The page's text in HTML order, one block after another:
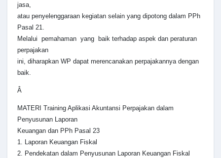
jasa,
atau penyelenggaraan kegiatan selain yang dipotong dalam PPh
Pasal 21.
Melalui pemahaman yang baik terhadap aspek dan peraturan
perpajakan
ini, diharapkan WP dapat merencanakan perpajakannya dengan
baik.
Â
MATERI Training Aplikasi Akuntansi Perpajakan dalam
Penyusunan Laporan
Keuangan dan PPh Pasal 23
1. Laporan Keuangan Fiskal
2. Pendekatan dalam Penyusunan Laporan Keuangan Fiskal